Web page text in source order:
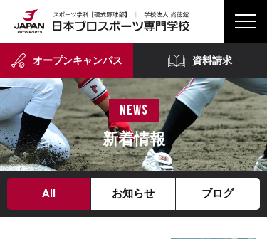
オープンキャンパス 資料請求
news
新着情報
All お知らせ ブログ